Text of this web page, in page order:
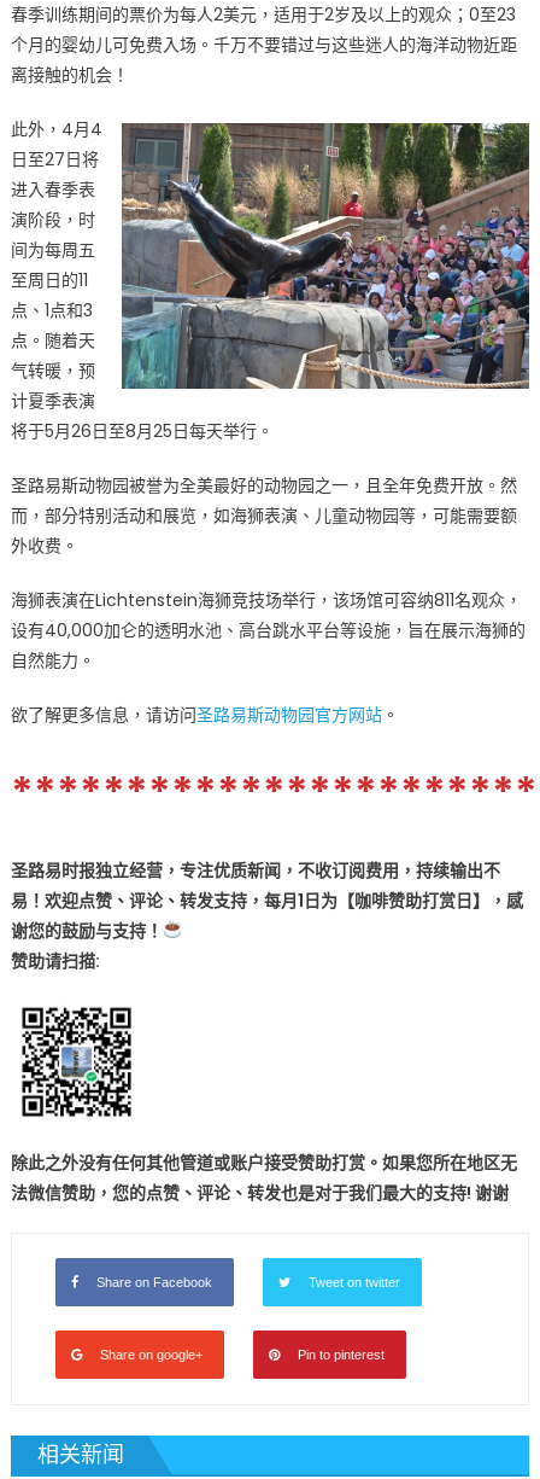
容
错
春季训练期间的票价为每人2美元，适用于2岁及以上的观众；0至23
个月的婴幼儿可免费入场。千万不要错过与这些迷人的海洋动物近距
离接触的机会！
此外，4月4
日至27日将
进入春季表
演阶段，时
间为每周五
至周日的11
点、1点和3
点。随着天
气转暖，预
计夏季表演
将于5月26日至8月25日每天举行。
圣路易斯动物园被誉为全美最好的动物园之一，且全年免费开放。​然
而，部分特别活动和展览，如海狮表演、儿童动物园等，可能需要额
外收费。
海狮表演在Lichtenstein海狮竞技场举行，该场馆可容纳811名观众，
设有40,000加仑的透明水池、高台跳水平台等设施，旨在展示海狮的
自然能力。
欲了解更多信息，请访问圣路易斯动物园官方网站。
圣路易时报独立经营，专注优质新闻，不收订阅费用，持续输出不
易！欢迎点赞、评论、转发支持，每月1日为【咖啡赞助打赏日】，感
谢您的鼓励与支持！
赞助请扫描:
除此之外没有任何其他管道或账户接受赞助打赏。如果您所在地区无
法微信赞助，您的点赞、评论、转发也是对于我们最大的支持! 谢谢
Share on Facebook Tweet on twitter
Share on google+ Pin to pinterest
相关新闻